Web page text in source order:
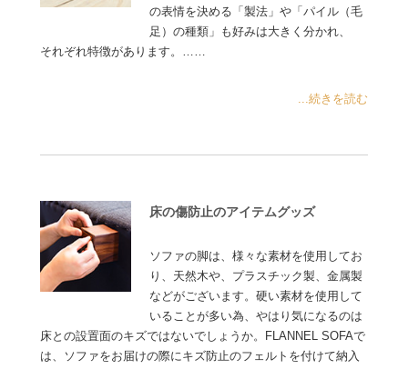
の表情を決める「製法」や「パイル（毛
足）の種類」も好みは大きく分かれ、
それぞれ特徴があります。……
...続きを読む
床の傷防止のアイテムグッズ
ソファの脚は、様々な素材を使用してお
り、天然木や、プラスチック製、金属製
などがございます。硬い素材を使用して
いることが多い為、やはり気になるのは
床との設置面のキズではないでしょうか。FLANNEL SOFAで
は、ソファをお届けの際にキズ防止のフェルトを付けて納入